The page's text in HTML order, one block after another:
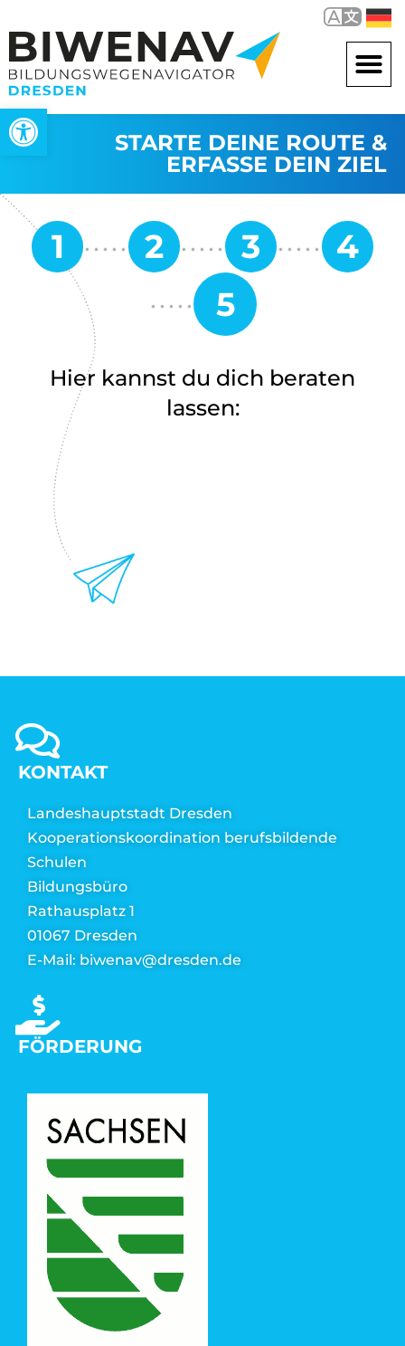
Werkzeugleiste öffnen
STARTE DEINE ROUTE &
ERFASSE DEIN ZIEL
Hier kannst du dich beraten
lassen:
KONTAKT
Landeshauptstadt Dresden
Kooperationskoordination berufsbildende
Schulen
Bildungsbüro
Rathausplatz 1
01067 Dresden
E-Mail: biwenav@dresden.de
FÖRDERUNG